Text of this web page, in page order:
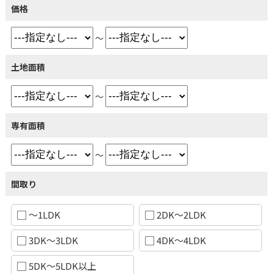
価格
～
土地面積
～
専有面積
～
間取り
～1LDK
2DK～2LDK
3DK～3LDK
4DK～4LDK
5DK～5LDK以上